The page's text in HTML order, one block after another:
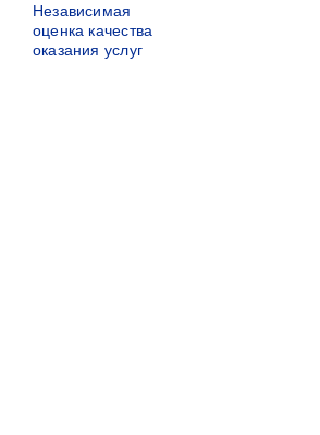
Независимая
оценка качества
оказания услуг